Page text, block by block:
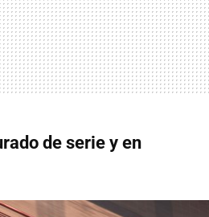
de serie y en